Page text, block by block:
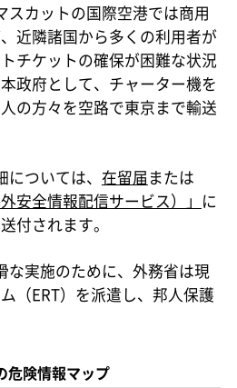
カットの国際空港では商用
近隣諸国から多くの利用者が
チケットの確保が困難な状況
政府として、チャーター機を
の方々を空路で東京まで輸送
ついては、 在留届 または
安全情報配信サービス）」 に
付されます。
実施のために、外務省は現
（ERT）を派遣し、邦人保護
険情報マップ